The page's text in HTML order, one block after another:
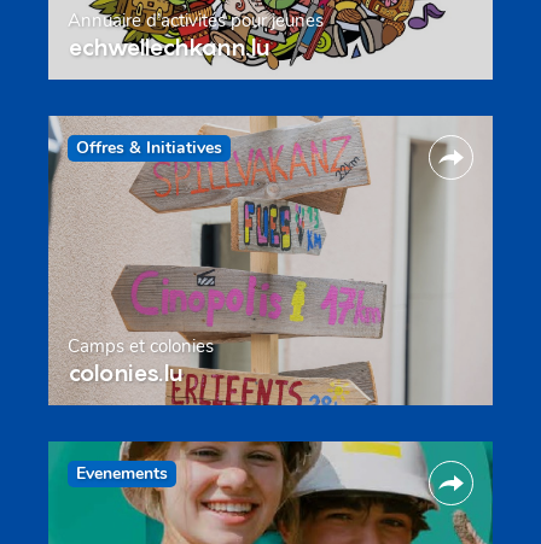
Annuaire d’activités pour jeunes
echwellechkann.lu
Offres & Initiatives
Camps et colonies
colonies.lu
Evenements